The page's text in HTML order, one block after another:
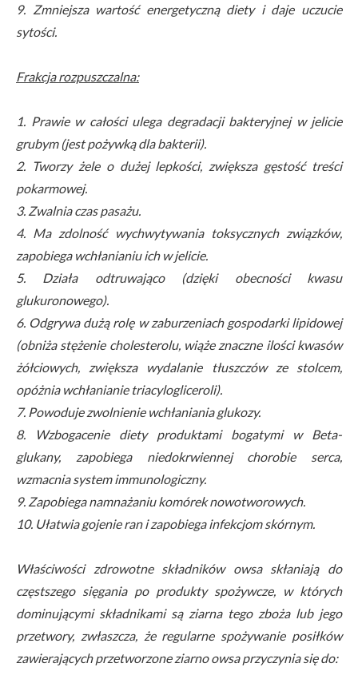
9. Zmniejsza wartość energetyczną diety i daje uczucie
sytości.
Frakcja rozpuszczalna:
1. Prawie w całości ulega degradacji bakteryjnej w jelicie
grubym (jest pożywką dla bakterii).
2. Tworzy żele o dużej lepkości, zwiększa gęstość treści
pokarmowej.
3. Zwalnia czas pasażu.
4. Ma zdolność wychwytywania toksycznych związków,
zapobiega wchłanianiu ich w jelicie.
5. Działa odtruwająco (dzięki obecności kwasu
glukuronowego).
6. Odgrywa dużą rolę w zaburzeniach gospodarki lipidowej
(obniża stężenie cholesterolu, wiąże znaczne ilości kwasów
żółciowych, zwiększa wydalanie tłuszczów ze stolcem,
opóżnia wchłanianie triacylogliceroli).
7. Powoduje zwolnienie wchłaniania glukozy.
8. Wzbogacenie diety produktami bogatymi w Beta-
glukany, zapobiega niedokrwiennej chorobie serca,
wzmacnia system immunologiczny.
9. Zapobiega namnażaniu komórek nowotworowych.
10. Ułatwia gojenie ran i zapobiega infekcjom skórnym.
Właściwości zdrowotne składników owsa skłaniają do
częstszego sięgania po produkty spożywcze, w których
dominującymi składnikami są ziarna tego zboża lub jego
przetwory, zwłaszcza, że regularne spożywanie posiłków
zawierających przetworzone ziarno owsa przyczynia się do: